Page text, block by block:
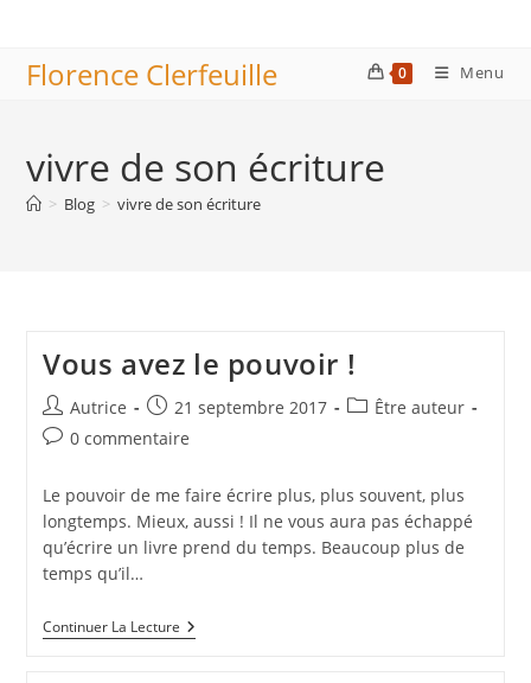
contentFlorence Clerfeuille 0 Menu
vivre de son écriture
> Blog > vivre de son écriture
Vous avez le pouvoir !
Auteur/autrice
de
Autrice
Publication
publiée :
21 septembre 2017
PostÊtre auteur
Commentaires
la
publication :
0 commentaire
Le pouvoir de me faire écrire plus, plus souvent, plus
longtemps. Mieux, aussi ! Il ne vous aura pas échappé
qu’écrire un livre prend du temps. Beaucoup plus de
temps qu’il…
Continuer La LectureVous
Avez